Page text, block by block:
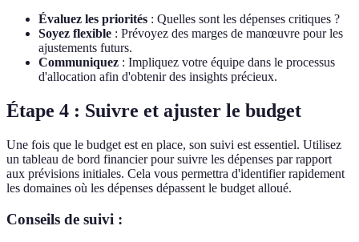
Évaluez les priorités : Quelles sont les dépenses critiques ?
Soyez flexible : Prévoyez des marges de manœuvre pour les
ajustements futurs.
Communiquez : Impliquez votre équipe dans le processus
d'allocation afin d'obtenir des insights précieux.
Étape 4 : Suivre et ajuster le budget
Une fois que le budget est en place, son suivi est essentiel. Utilisez
un tableau de bord financier pour suivre les dépenses par rapport
aux prévisions initiales. Cela vous permettra d'identifier rapidement
les domaines où les dépenses dépassent le budget alloué.
Conseils de suivi :